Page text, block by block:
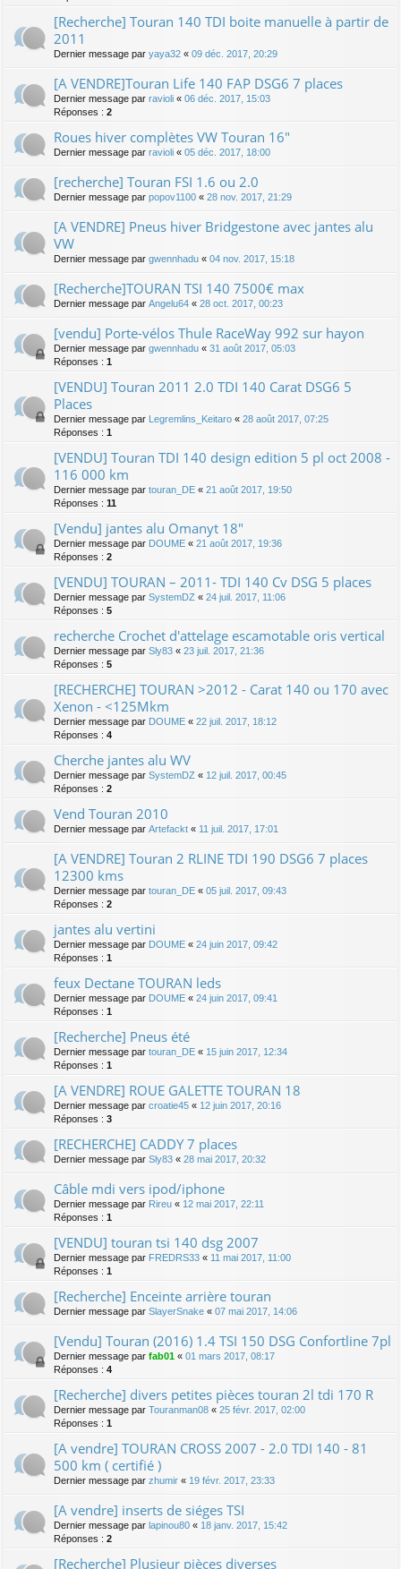
[Recherche] Touran 140 TDI boite manuelle à partir de
2011
Dernier message par yaya32 « 09 déc. 2017, 20:29
[A VENDRE]Touran Life 140 FAP DSG6 7 places
Dernier message par ravioli « 06 déc. 2017, 15:03
Réponses : 2
Roues hiver complètes VW Touran 16"
Dernier message par ravioli « 05 déc. 2017, 18:00
[recherche] Touran FSI 1.6 ou 2.0
Dernier message par popov1100 « 28 nov. 2017, 21:29
[A VENDRE] Pneus hiver Bridgestone avec jantes alu
VW
Dernier message par gwennhadu « 04 nov. 2017, 15:18
[Recherche]TOURAN TSI 140 7500€ max
Dernier message par Angelu64 « 28 oct. 2017, 00:23
[vendu] Porte-vélos Thule RaceWay 992 sur hayon
Dernier message par gwennhadu « 31 août 2017, 05:03
Réponses : 1
[VENDU] Touran 2011 2.0 TDI 140 Carat DSG6 5
Places
Dernier message par Legremlins_Keitaro « 28 août 2017, 07:25
Réponses : 1
[VENDU] Touran TDI 140 design edition 5 pl oct 2008 -
116 000 km
Dernier message par touran_DE « 21 août 2017, 19:50
Réponses : 11
[Vendu] jantes alu Omanyt 18"
Dernier message par DOUME « 21 août 2017, 19:36
Réponses : 2
[VENDU] TOURAN – 2011- TDI 140 Cv DSG 5 places
Dernier message par SystemDZ « 24 juil. 2017, 11:06
Réponses : 5
recherche Crochet d'attelage escamotable oris vertical
Dernier message par Sly83 « 23 juil. 2017, 21:36
Réponses : 5
[RECHERCHE] TOURAN >2012 - Carat 140 ou 170 avec
Xenon - <125Mkm
Dernier message par DOUME « 22 juil. 2017, 18:12
Réponses : 4
Cherche jantes alu WV
Dernier message par SystemDZ « 12 juil. 2017, 00:45
Réponses : 2
Vend Touran 2010
Dernier message par Artefackt « 11 juil. 2017, 17:01
[A VENDRE] Touran 2 RLINE TDI 190 DSG6 7 places
12300 kms
Dernier message par touran_DE « 05 juil. 2017, 09:43
Réponses : 2
jantes alu vertini
Dernier message par DOUME « 24 juin 2017, 09:42
Réponses : 1
feux Dectane TOURAN leds
Dernier message par DOUME « 24 juin 2017, 09:41
Réponses : 1
[Recherche] Pneus été
Dernier message par touran_DE « 15 juin 2017, 12:34
Réponses : 1
[A VENDRE] ROUE GALETTE TOURAN 18
Dernier message par croatie45 « 12 juin 2017, 20:16
Réponses : 3
[RECHERCHE] CADDY 7 places
Dernier message par Sly83 « 28 mai 2017, 20:32
Câble mdi vers ipod/iphone
Dernier message par Rireu « 12 mai 2017, 22:11
Réponses : 1
[VENDU] touran tsi 140 dsg 2007
Dernier message par FREDRS33 « 11 mai 2017, 11:00
Réponses : 1
[Recherche] Enceinte arrière touran
Dernier message par SlayerSnake « 07 mai 2017, 14:06
[Vendu] Touran (2016) 1.4 TSI 150 DSG Confortline 7pl
Dernier message par fab01 « 01 mars 2017, 08:17
Réponses : 4
[Recherche] divers petites pièces touran 2l tdi 170 R
Dernier message par Touranman08 « 25 févr. 2017, 02:00
Réponses : 1
[A vendre] TOURAN CROSS 2007 - 2.0 TDI 140 - 81
500 km ( certifié )
Dernier message par zhumir « 19 févr. 2017, 23:33
[A vendre] inserts de siéges TSI
Dernier message par lapinou80 « 18 janv. 2017, 15:42
Réponses : 2
[Recherche] Plusieur pièces diverses